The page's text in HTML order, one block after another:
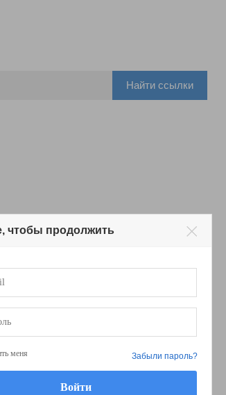
Найти ссылки
чтобы продолжить
меня Забыли пароль?